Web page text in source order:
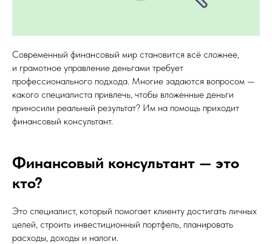
Современный финансовый мир становится всё сложнее,
и грамотное управление деньгами требует
профессионального подхода. Многие задаются вопросом —
какого специалиста привлечь, чтобы вложенные деньги
приносили реальный результат? Им на помощь приходит
финансовый консультант.
Финансовый консультант — это
кто?
Это специалист, который помогает клиенту достигать личных
целей, строить инвестиционный портфель, планировать
расходы, доходы и налоги.